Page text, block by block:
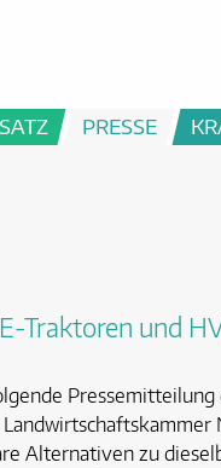
PRESSE
Traktoren und
Alternativen zu